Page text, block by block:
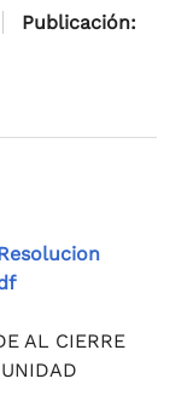
Publicación:
AL CIERRE